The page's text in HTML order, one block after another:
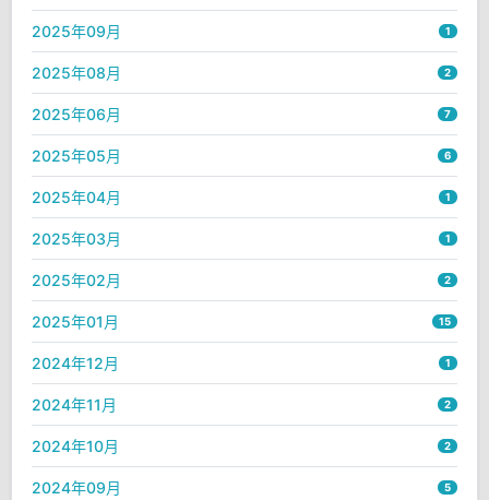
2025年09月 1
2025年08月 2
2025年06月 7
2025年05月 6
2025年04月 1
2025年03月 1
2025年02月 2
2025年01月 15
2024年12月 1
2024年11月 2
2024年10月 2
2024年09月 5